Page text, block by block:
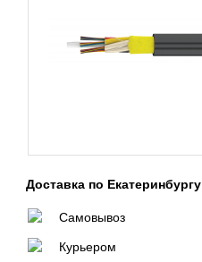
Доставка по Екатеринбургу
Самовывоз
Курьером